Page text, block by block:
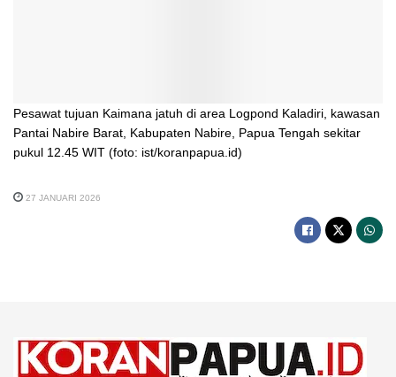
Pesawat tujuan Kaimana jatuh di area Logpond Kaladiri, kawasan
Pantai Nabire Barat, Kabupaten Nabire, Papua Tengah sekitar
pukul 12.45 WIT (foto: ist/koranpapua.id)
27 JANUARI 2026